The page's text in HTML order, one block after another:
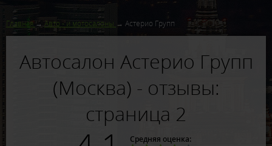
Главная Авто - и мотосалоны Астерио Групп
Автосалон Астерио Групп
(Москва) - отзывы:
страница 2
Средняя оценка: